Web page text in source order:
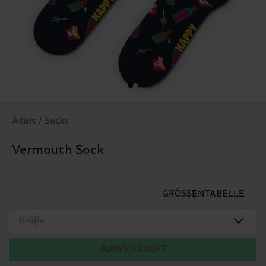
Adult / Socks
Vermouth Sock
GRÖSSENTABELLE
Größe